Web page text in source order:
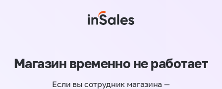
Магазин временно не работает
Если вы сотрудник магазина —